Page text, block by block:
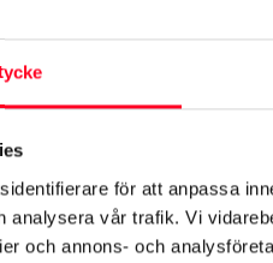
för att anpassa
analysera vår trafik. Vi
och annons- och
se om det däck du valt
skall sättas på dina
så att däck och fälg har
bytts ut under årens lopp
hade ut från fabrik.